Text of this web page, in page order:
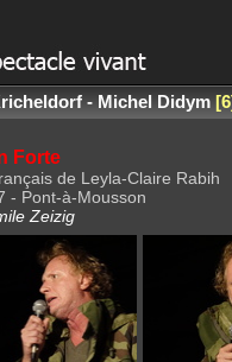
- Michel Didym 6
Forte
de Leyla-Claire Rabih
- Pont-à-Mousson
Zeizig